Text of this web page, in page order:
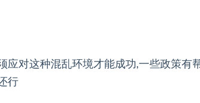
应对这种混乱环境才能成功,一些政策有
行